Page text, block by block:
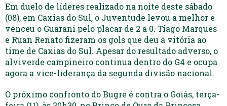
Em duelo de líderes realizado na noite deste sábado
(08), em Caxias do Sul, o Juventude levou a melhor e
venceu o Guarani pelo placar de 2 a 0. Tiago Marques
e Ruan Renato fizeram os gols que deu a vitória ao
time de Caxias do Sul. Apesar do resultado adverso, o
alviverde campineiro continua dentro do G4 e ocupa
agora a vice-liderança da segunda divisão nacional.
O próximo confronto do Bugre é contra o Goiás, terça-